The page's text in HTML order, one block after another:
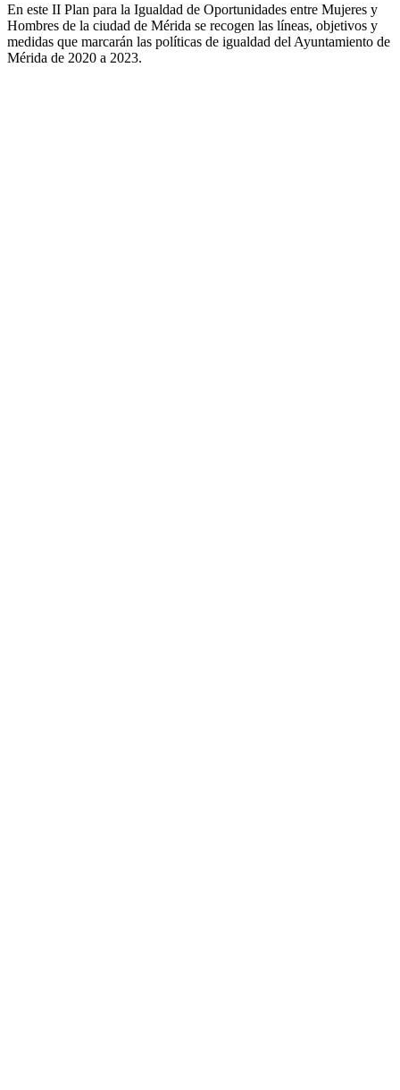
En este II Plan para la Igualdad de Oportunidades entre Mujeres y
Hombres de la ciudad de Mérida se recogen las líneas, objetivos y
medidas que marcarán las políticas de igualdad del Ayuntamiento de
Mérida de 2020 a 2023.